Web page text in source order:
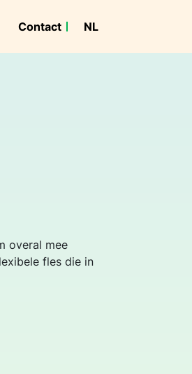
Contact NL
overal mee
fles die in